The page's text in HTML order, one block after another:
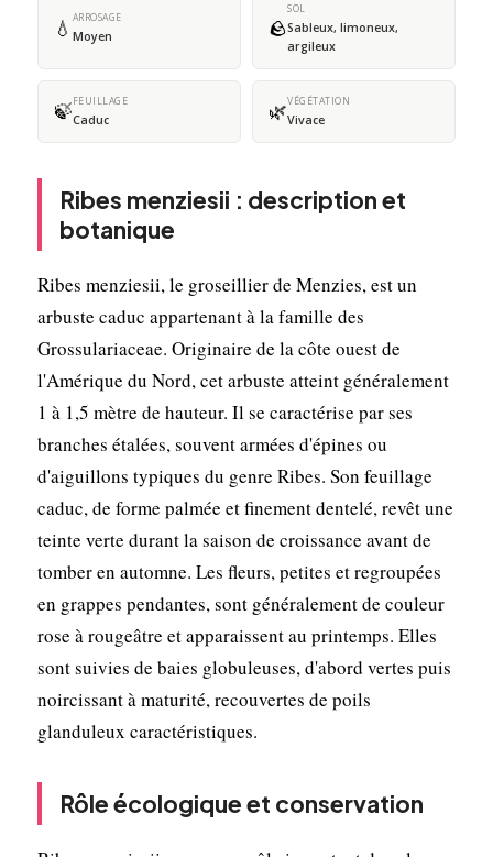
💧 ARROSAGE
Moyen 🪨
SOL
Sableux, limoneux,
argileux
🍃FEUILLAGE
Caduc 🌿VÉGÉTATION
Vivace
Ribes menziesii : description et
botanique
Ribes menziesii, le groseillier de Menzies, est un
arbuste caduc appartenant à la famille des
Grossulariaceae. Originaire de la côte ouest de
l'Amérique du Nord, cet arbuste atteint généralement
1 à 1,5 mètre de hauteur. Il se caractérise par ses
branches étalées, souvent armées d'épines ou
d'aiguillons typiques du genre Ribes. Son feuillage
caduc, de forme palmée et finement dentelé, revêt une
teinte verte durant la saison de croissance avant de
tomber en automne. Les fleurs, petites et regroupées
en grappes pendantes, sont généralement de couleur
rose à rougeâtre et apparaissent au printemps. Elles
sont suivies de baies globuleuses, d'abord vertes puis
noircissant à maturité, recouvertes de poils
glanduleux caractéristiques.
Rôle écologique et conservation